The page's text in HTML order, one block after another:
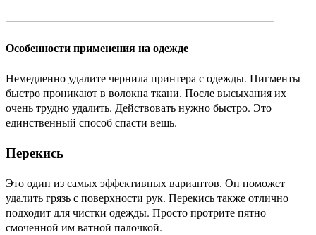
Особенности применения на одежде
Немедленно удалите чернила принтера с одежды. Пигменты
быстро проникают в волокна ткани. После высыхания их
очень трудно удалить. Действовать нужно быстро. Это
единственный способ спасти вещь.
Перекись
Это один из самых эффективных вариантов. Он поможет
удалить грязь с поверхности рук. Перекись также отлично
подходит для чистки одежды. Просто протрите пятно
смоченной им ватной палочкой.